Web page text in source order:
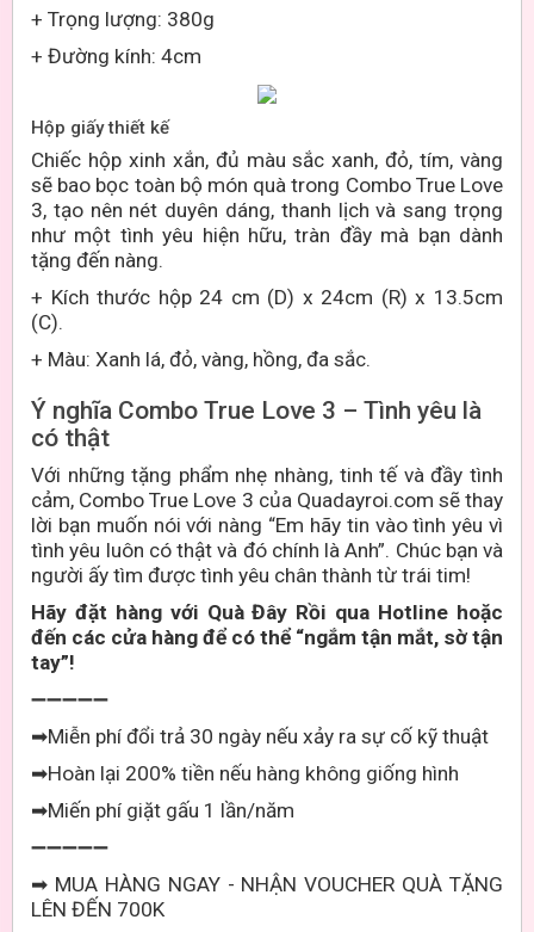
+ Trọng lượng: 380g
+ Đường kính: 4cm
Hộp giấy thiết kế
Chiếc hộp xinh xắn, đủ màu sắc xanh, đỏ, tím, vàng
sẽ bao bọc toàn bộ món quà trong Combo True Love
3, tạo nên nét duyên dáng, thanh lịch và sang trọng
như một tình yêu hiện hữu, tràn đầy mà bạn dành
tặng đến nàng.
+ Kích thước hộp 24 cm (D) x 24cm (R) x 13.5cm
(C).
+ Màu: Xanh lá, đỏ, vàng, hồng, đa sắc.
Ý nghĩa Combo True Love 3 – Tình yêu là
có thật
Với những tặng phẩm nhẹ nhàng, tinh tế và đầy tình
cảm, Combo True Love 3 của Quadayroi.com sẽ thay
lời bạn muốn nói với nàng “Em hãy tin vào tình yêu vì
tình yêu luôn có thật và đó chính là Anh”. Chúc bạn và
người ấy tìm được tình yêu chân thành từ trái tim!
Hãy đặt hàng với Quà Đây Rồi qua Hotline hoặc
đến các cửa hàng để có thể “ngắm tận mắt, sờ tận
tay”!
➖➖➖➖➖
➡Miễn phí đổi trả 30 ngày nếu xảy ra sự cố kỹ thuật
➡Hoàn lại 200% tiền nếu hàng không giống hình
➡Miến phí giặt gấu 1 lần/năm
➖➖➖➖➖
➡ MUA HÀNG NGAY - NHẬN VOUCHER QUÀ TẶNG
LÊN ĐẾN 700K